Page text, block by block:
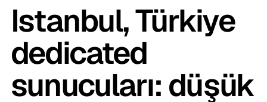
Istanbul, Türkiye
dedicated
sunucuları: düşük